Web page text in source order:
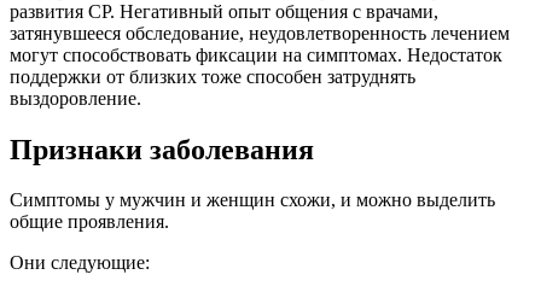
развития СР. Негативный опыт общения с врачами,
затянувшееся обследование, неудовлетворенность лечением
могут способствовать фиксации на симптомах. Недостаток
поддержки от близких тоже способен затруднять
выздоровление.
Признаки заболевания
Симптомы у мужчин и женщин схожи, и можно выделить
общие проявления.
Они следующие: